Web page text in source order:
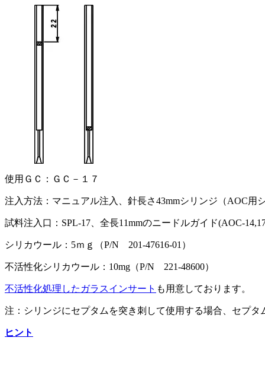
使用ＧＣ：ＧＣ－１７
注入方法：マニュアル注入、針長さ43mmシリンジ（AOC用
試料注入口：SPL-17、全長11mmのニードルガイド(AOC-
シリカウール：5ｍｇ（P/N 201-47616-01）
不活性化シリカウール：10mg（P/N 221-48600）
不活性化処理したガラスインサート も用意しております。
注：シリンジにセプタムを突き刺して使用する場合、セプ
ヒント